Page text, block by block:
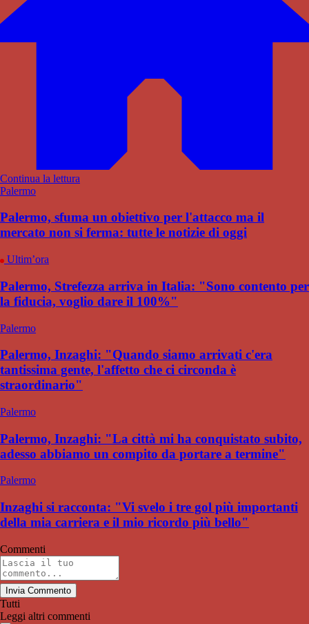
Continua la lettura
Palermo
Palermo, sfuma un obiettivo per l'attacco ma il
mercato non si ferma: tutte le notizie di oggi
Ultim’ora
Palermo, Strefezza arriva in Italia: "Sono contento per
la fiducia, voglio dare il 100%"
Palermo
Palermo, Inzaghi: "Quando siamo arrivati c'era
tantissima gente, l'affetto che ci circonda è
straordinario"
Palermo
Palermo, Inzaghi: "La città mi ha conquistato subito,
adesso abbiamo un compito da portare a termine"
Palermo
Inzaghi si racconta: "Vi svelo i tre gol più importanti
della mia carriera e il mio ricordo più bello"
Commenti
Invia Commento
Tutti
Leggi altri commenti